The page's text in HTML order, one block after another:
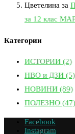
Цветелина за
за 12 клас
Категории
ИСТОРИИ (2)
НВО и ДЗИ (5)
НОВИНИ (89)
ПОЛЕЗНО (47)
Facebook
Instagram